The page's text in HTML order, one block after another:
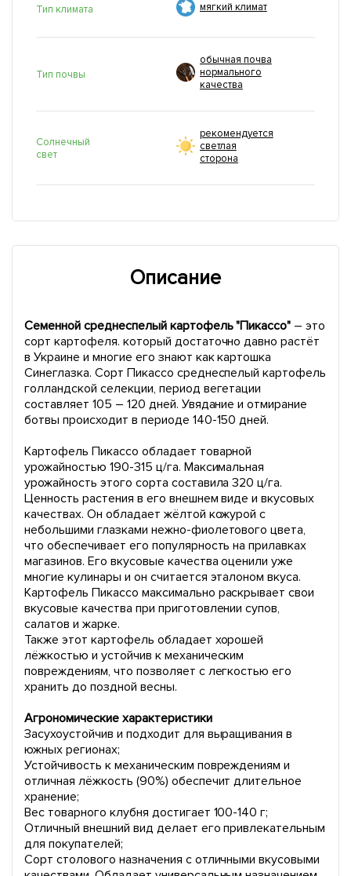
Тип климата мягкий климат
Тип почвы
обычная почва
нормального
качества
Солнечный
свет
рекомендуется
светлая
сторона
Описание
Семенной среднеспелый картофель "Пикассо" – это
сорт картофеля. который достаточно давно растёт
в Украине и многие его знают как картошка
Синеглазка. Сорт Пикассо среднеспелый картофель
голландской селекции, период вегетации
составляет 105 – 120 дней. Увядание и отмирание
ботвы происходит в периоде 140-150 дней.
Картофель Пикассо обладает товарной
урожайностью 190-315 ц/га. Максимальная
урожайность этого сорта составила 320 ц/га.
Ценность растения в его внешнем виде и вкусовых
качествах. Он обладает жёлтой кожурой с
небольшими глазками нежно-фиолетового цвета,
что обеспечивает его популярность на прилавках
магазинов. Его вкусовые качества оценили уже
многие кулинары и он считается эталоном вкуса.
Картофель Пикассо максимально раскрывает свои
вкусовые качества при приготовлении супов,
салатов и жарке.
Также этот картофель обладает хорошей
лёжкостью и устойчив к механическим
повреждениям, что позволяет с легкостью его
хранить до поздной весны.
Агрономические характеристики
Засухоустойчив и подходит для выращивания в
южных регионах;
Устойчивость к механическим повреждениям и
отличная лёжкость (90%) обеспечит длительное
хранение;
Вес товарного клубня достигает 100-140 г;
Отличный внешний вид делает его привлекательным
для покупателей;
Сорт столового назначения с отличными вкусовыми